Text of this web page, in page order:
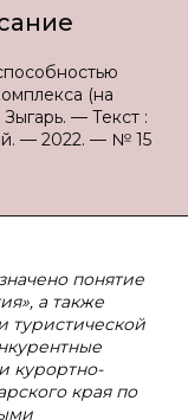
(на
— Текст :
— 2022. — № 15
понятие
а также
туристической
курортно-
края по